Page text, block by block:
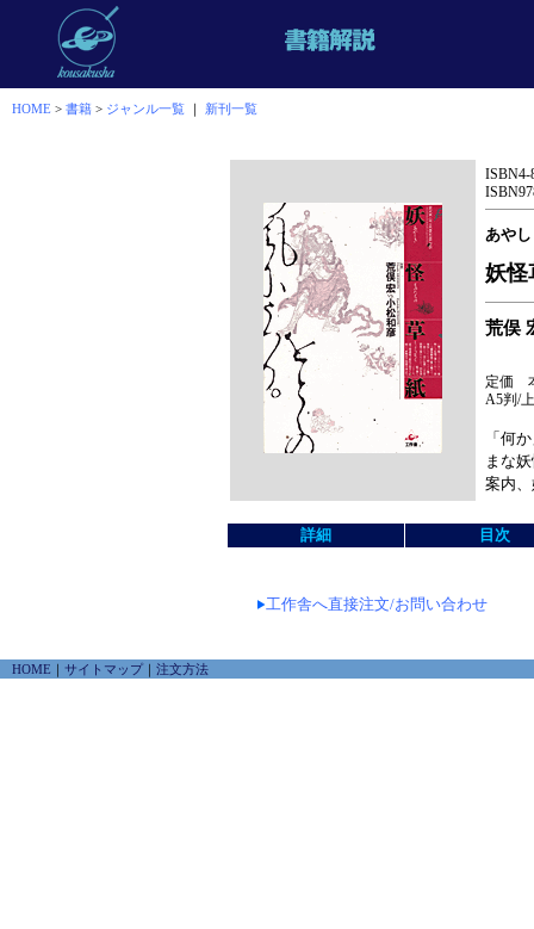
HOME > 書籍 > ジャンル一覧 ｜ 新刊一覧
ISBN4-
あや
妖怪
荒俣
定価
A5判/
「何
まな
案内
詳細 目次
工作舎へ直接注文/お問い合わせ
HOME ｜ サイトマップ｜ 注文方法